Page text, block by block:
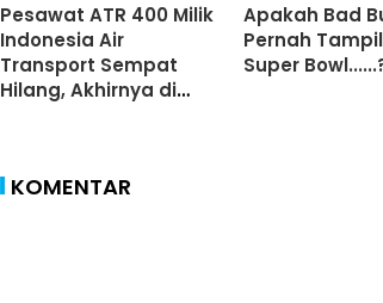
Pesawat ATR 400 Milik
Indonesia Air
Transport Sempat
Hilang, Akhirnya di
Apakah Bad
Pernah
Super
KOMENTAR